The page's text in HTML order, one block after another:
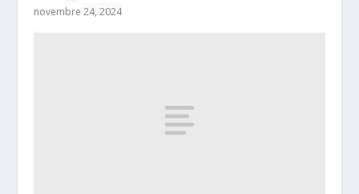
novembre 24, 2024